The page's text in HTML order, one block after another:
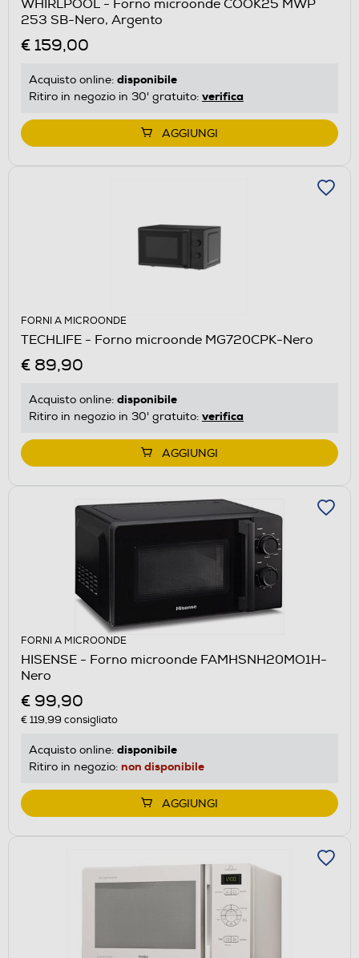
WHIRLPOOL - Forno microonde COOK25 MWP
253 SB-Nero, Argento
€ 159,00
Acquisto online: disponibile
Ritiro in negozio in 30' gratuito: verifica
AGGIUNGI
FORNI A MICROONDE
TECHLIFE - Forno microonde MG720CPK-Nero
€ 89,90
Acquisto online: disponibile
Ritiro in negozio in 30' gratuito: verifica
AGGIUNGI
FORNI A MICROONDE
HISENSE - Forno microonde FAMHSNH20MO1H-
Nero
€ 99,90
€ 119,99 consigliato
Acquisto online: disponibile
Ritiro in negozio: non disponibile
AGGIUNGI